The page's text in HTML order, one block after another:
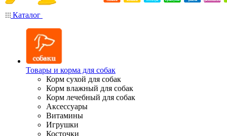
Каталог
Товары и корма для собак
Корм сухой для собак
Корм влажный для собак
Корм лечебный для собак
Аксессуары
Витамины
Игрушки
Косточки